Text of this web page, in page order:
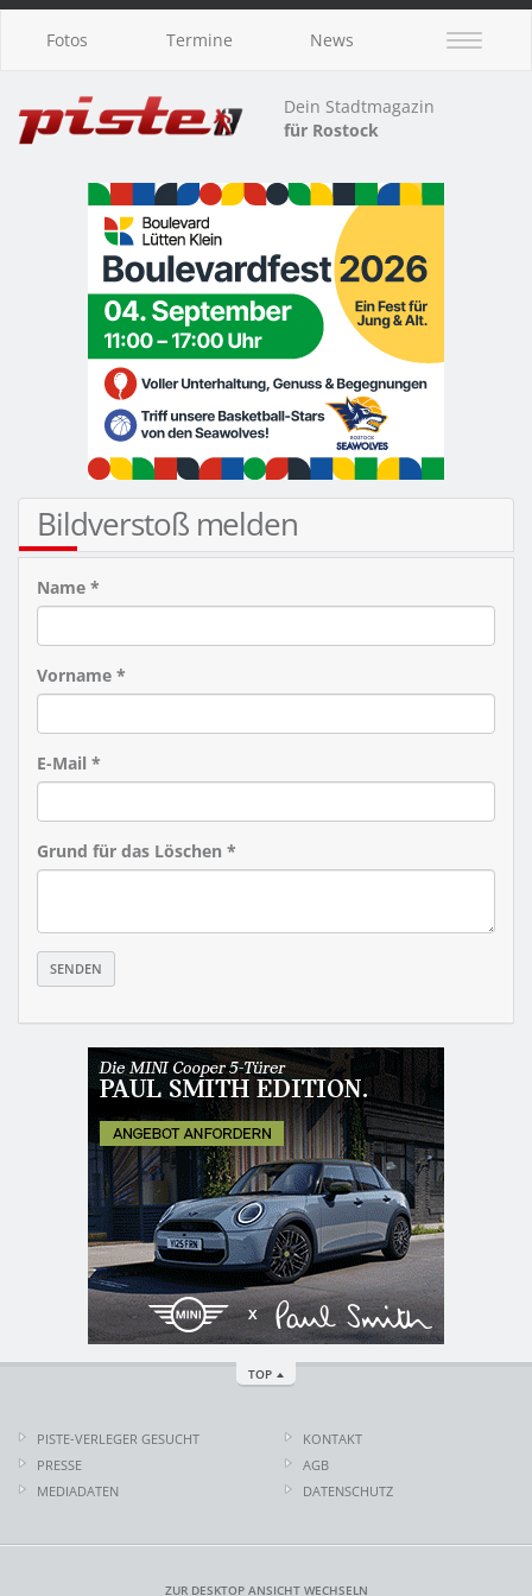
Fotos Termine News
Dein Stadtmagazin
für Rostock
Bildverstoß melden
Name *
Vorname *
E-Mail *
Grund für das Löschen *
TOP
PISTE-VERLEGER GESUCHT
PRESSE
MEDIADATEN
KONTAKT
AGB
DATENSCHUTZ
ZUR DESKTOP ANSICHT WECHSELN